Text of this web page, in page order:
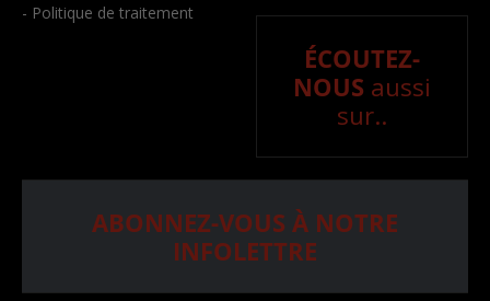
- Politique de traitement
ÉCOUTEZ-
NOUS aussi
sur..
ABONNEZ-VOUS À NOTRE
INFOLETTRE